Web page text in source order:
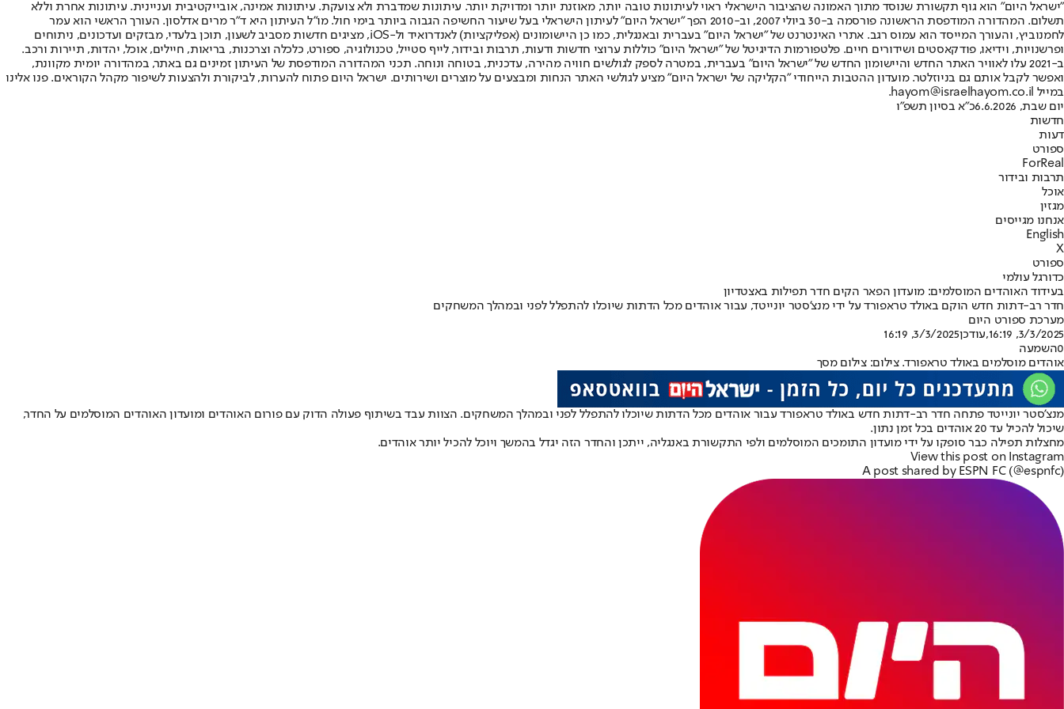
"ישראל היום" הוא גוף תקשורת שנוסד מתוך האמונה שהציבור הישראלי ראוי לעיתונות טובה יותר, מאוזנת יותר ומדויקת יותר. עיתונות שמדברת ולא צועקת. עיתונות אמינה, אובייקטיבית ועניינית. עיתונות אחרת וללא
תשלום. המהדורה המודפסת הראשונה פורסמה ב-30 ביולי 2007, וב-2010 הפך "ישראל היום" לעיתון הישראלי בעל שיעור החשיפה הגבוה ביותר בימי חול. מו"ל העיתון היא ד"ר מרים אדלסון. העורך הראשי הוא עמר
לחמנוביץ, והעורך המייסד הוא עמוס רגב. אתרי האינטרנט של "ישראל היום" בעברית ובאנגלית, כמו כן היישומונים (אפליקציות) לאנדרואיד ול-iOS, מציגים חדשות מסביב לשעון, תוכן בלעדי, מבזקים ועדכונים, ניתוחים
ופרשנויות, וידיאו, פודקאסטים ושידורים חיים. פלטפורמות הדיגיטל של "ישראל היום" כוללות ערוצי חדשות ודעות, תרבות ובידור, לייף סטייל, טכנולוגיה, ספורט, כלכלה וצרכנות, בריאות, חיילים, אוכל, יהדות, תיירות ורכב.
ב-2021 עלו לאוויר האתר החדש והיישומון החדש של "ישראל היום" בעברית, במטרה לספק לגולשים חוויה מהירה, עדכנית, בטוחה ונוחה. תכני המהדורה המודפסת של העיתון זמינים גם באתר, במהדורה יומית מקוונת,
ואפשר לקבל אותם גם בניוזלטר. מועדון ההטבות הייחודי "הקליקה של ישראל היום" מציע לגולשי האתר הנחות ומבצעים על מוצרים ושירותים. ישראל היום פתוח להערות, לביקורת ולהצעות לשיפור מקהל הקוראים. פנו אלינו
במייל hayom@israelhayom.co.il.
יום שבת, 6.6.2026
כ"א בסיון תשפ"ו
חדשות
דעות
ספורט
ForReal
תרבות ובידור
אוכל
מגזין
אנחנו מגייסים
English
X
ספורט
כדורגל עולמי
בעידוד האוהדים המוסלמים: מועדון הפאר הקים חדר תפילות באצטדיון
חדר רב-דתות חדש הוקם באולד טראפורד על ידי מנצ'סטר יונייטד, עבור אוהדים מכל הדתות שיוכלו להתפלל לפני ובמהלך המשחקים
מערכת ספורט היום
3/3/2025, 16:19
,עודכן3/3/2025, 16:19
0השמעה
אוהדים מוסלמים באולד טראפורד. צילום: צילום מסך
מנצ'סטר יונייטד פתחה חדר רב-דתות חדש באולד טראפורד עבור אוהדים מכל הדתות שיוכלו להתפלל לפני ובמהלך המשחקים. הצוות עבד בשיתוף פעולה הדוק עם פורום האוהדים ומועדון האוהדים המוסלמים על החדר,
שיכול להכיל עד 20 אוהדים בכל זמן נתון.
מחצלות תפילה כבר סופקו על ידי מועדון התומכים המוסלמים ולפי התקשורת באנגליה, ייתכן והחדר הזה יגדל בהמשך ויוכל להכיל יותר אוהדים.
View this post on Instagram
A post shared by ESPN FC (@espnfc)